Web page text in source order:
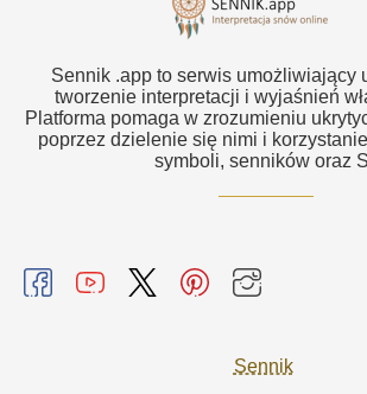
Sennik .app to serwis umożliwiający
tworzenie interpretacji i wyjaśnień
Platforma pomaga w zrozumieniu
poprzez dzielenie się nimi i
symboli, senników oraz
Sennik